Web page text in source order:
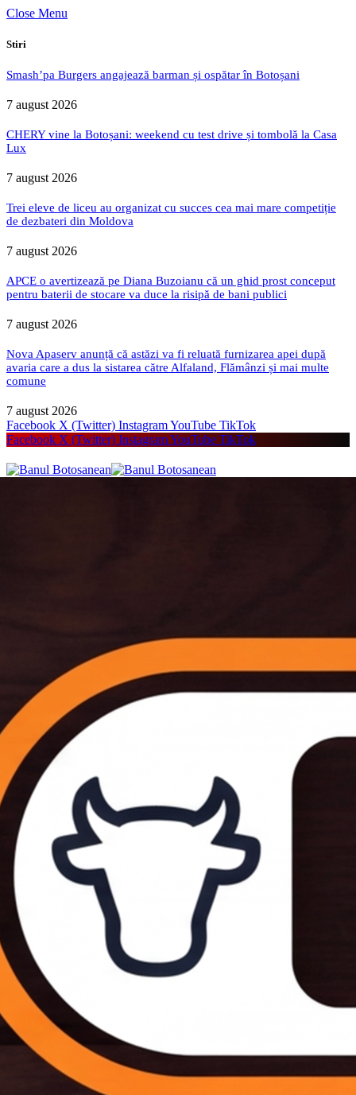
Close Menu
Stiri
Smash’pa Burgers angajează barman și ospătar în Botoșani
7 august 2026
CHERY vine la Botoșani: weekend cu test drive și tombolă la Casa
Lux
7 august 2026
Trei eleve de liceu au organizat cu succes cea mai mare competiție
de dezbateri din Moldova
7 august 2026
APCE o avertizează pe Diana Buzoianu că un ghid prost conceput
pentru baterii de stocare va duce la risipă de bani publici
7 august 2026
Nova Apaserv anunță că astăzi va fi reluată furnizarea apei după
avaria care a dus la sistarea către Alfaland, Flămânzi și mai multe
comune
7 august 2026
Facebook X (Twitter) InstagramYouTube TikTok
Facebook X (Twitter) InstagramYouTube TikTok